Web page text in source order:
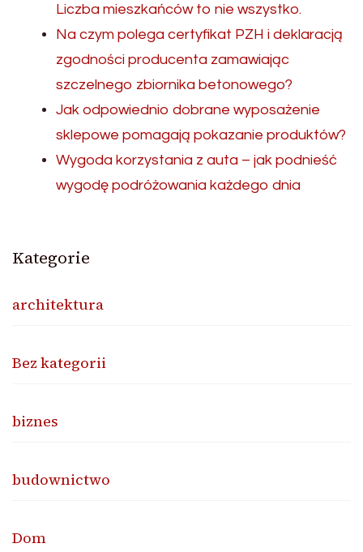
Liczba mieszkańców to nie wszystko.
Na czym polega certyfikat PZH i deklaracją
zgodności producenta zamawiając
szczelnego zbiornika betonowego?
Jak odpowiednio dobrane wyposażenie
sklepowe pomagają pokazanie produktów?
Wygoda korzystania z auta – jak podnieść
wygodę podróżowania każdego dnia
Kategorie
architektura
Bez kategorii
biznes
budownictwo
Dom